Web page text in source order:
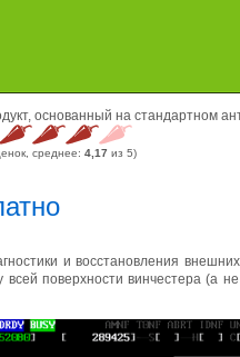
основанный на стандартном
среднее: 4,17 из 5)
и восстановления
поверхности винчестера (а